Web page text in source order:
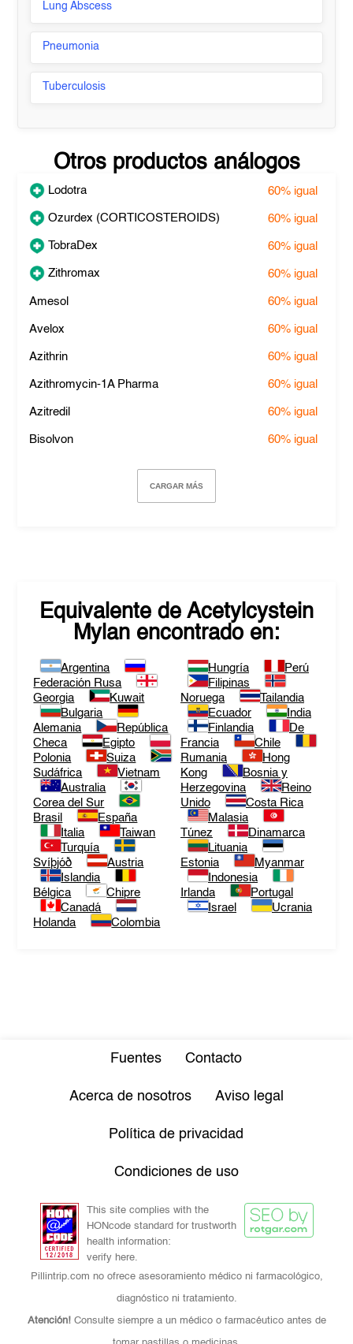
Lung Abscess
Pneumonia
Tuberculosis
Otros productos análogos
Lodotra 60% igual
Ozurdex (CORTICOSTEROIDS) 60% igual
TobraDex 60% igual
Zithromax 60% igual
Amesol 60% igual
Avelox 60% igual
Azithrin 60% igual
Azithromycin-1A Pharma 60% igual
Azitredil 60% igual
Bisolvon 60% igual
CARGAR MÁS
Equivalente de Acetylcystein
Mylan encontrado en:
Argentina
Federación Rusa
Georgia
Kuwait
Bulgaria
Alemania
República
Checa
Egipto
Polonia
Suiza
Sudáfrica
Vietnam
Australia
Corea del Sur
Brasil
España
Italia
Taiwan
Turquía
Svíþjóð
Austria
Islandia
Bélgica
Chipre
Canadá
Holanda
Colombia
Hungría
Perú
Filipinas
Noruega
Tailandia
Ecuador
India
Finlandia
De
Francia
Chile
Rumania
Hong
Kong
Bosnia y
Herzegovina
Reino
Unido
Costa Rica
Malasia
Túnez
Dinamarca
Lituania
Estonia
Myanmar
Indonesia
Irlanda
Portugal
Israel
Ucrania
Fuentes Contacto
Acerca de nosotros Aviso legal
Política de privacidad
Condiciones de uso
This site complies with the
HONcode standard for trustworth
health information:
verify here.
Pillintrip.com no ofrece asesoramiento médico ni farmacológico,
diagnóstico ni tratamiento.
Atención!Consulte siempre a un médico o farmacéutico antes de